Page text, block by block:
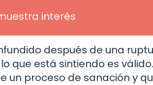
interés
después de una
que está sintiendo es
proceso de sanación y